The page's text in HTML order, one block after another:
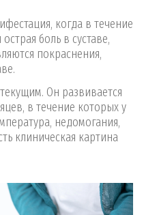
когда в течение
боль в суставе,
покраснения,
Он развивается
в течение которых у
недомогания,
клиническая картина